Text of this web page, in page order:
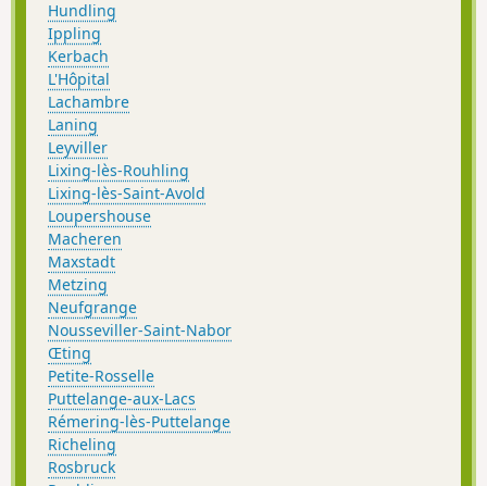
Hundling
Ippling
Kerbach
L'Hôpital
Lachambre
Laning
Leyviller
Lixing-lès-Rouhling
Lixing-lès-Saint-Avold
Loupershouse
Macheren
Maxstadt
Metzing
Neufgrange
Nousseviller-Saint-Nabor
Œting
Petite-Rosselle
Puttelange-aux-Lacs
Rémering-lès-Puttelange
Richeling
Rosbruck